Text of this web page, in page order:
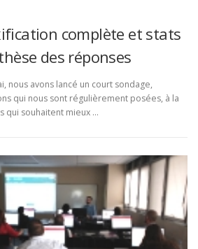
complète et stats
des réponses
nous avons lancé un court sondage,
qui nous sont régulièrement posées, à la
qui souhaitent mieux …